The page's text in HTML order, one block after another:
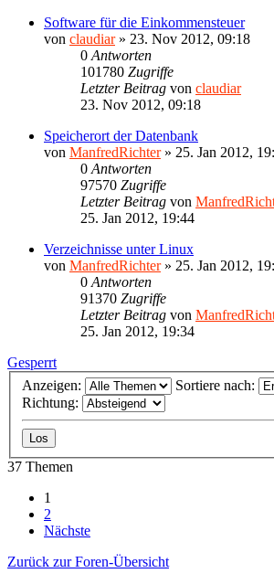
Software für die Einkommensteuer
von claudiar» 23. Nov 2012, 09:18
0 Antworten
101780 Zugriffe
Letzter Beitrag von claudiar
23. Nov 2012, 09:18
Speicherort der Datenbank
von ManfredRichter» 25. Jan 2012,
0 Antworten
97570 Zugriffe
Letzter Beitrag von
25. Jan 2012, 19:44
Verzeichnisse unter Linux
von ManfredRichter» 25. Jan 2012,
0 Antworten
91370 Zugriffe
Letzter Beitrag von
25. Jan 2012, 19:34
Gesperrt
Anzeigen:
Sortiere nach:
Richtung:
37 Themen
1
2
Nächste
Zurück zur Foren-Übersicht